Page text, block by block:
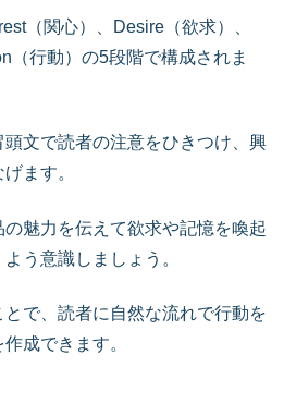
（関心）、Desire（欲求）、
（行動）の5段階で構成されま
文で読者の注意をひきつけ、興
ます。
魅力を伝えて欲求や記憶を喚起
う意識しましょう。
で、読者に自然な流れで行動を
成できます。